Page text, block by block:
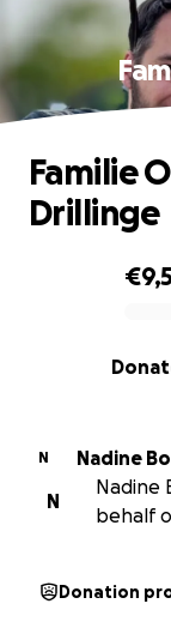
0% complete
Familie
Drillinge
N
N
Nadine
behalf
Donation